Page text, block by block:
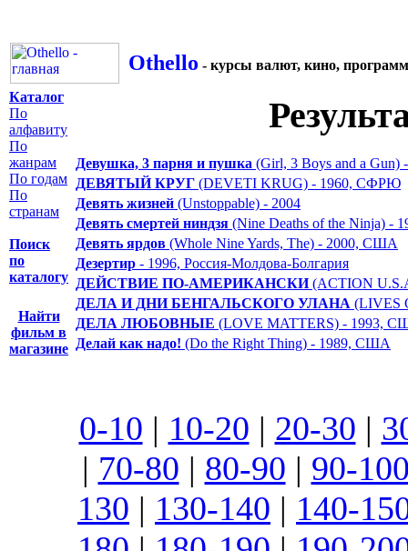
Othello - курсы валют, кино,
Каталог
По
алфавиту
По
жанрам
По годам
По
странам
Поиск
по
каталогу
Найти
фильм в
магазине
Девушка, 3 парня и пушка (Girl, 3 Boys and a
ДЕВЯТЫЙ КРУГ (DEVETI KRUG) - 1960, СФРЮ
Девять жизней (Unstoppable) - 2004
Девять смертей ниндзя (Nine Deaths of the Ninja) -
Девять ярдов (Whole Nine Yards, The) - 2000, США
Дезертир - 1996, Россия-Молдова-Болгария
ДЕЙСТВИЕ ПО-АМЕРИКАНСКИ(ACTION
ДЕЛА И ДНИ БЕНГАЛЬСКОГО УЛАНА (LIVES
ДЕЛА ЛЮБОВНЫЕ (LOVE MATTERS) - 1993,
Делай как надо! (Do the Right Thing) - 1989, США
0-10 | 10-20 | 20-30 |
| 70-80 | 80-90 | 90-
130 | 130-140 | 140-